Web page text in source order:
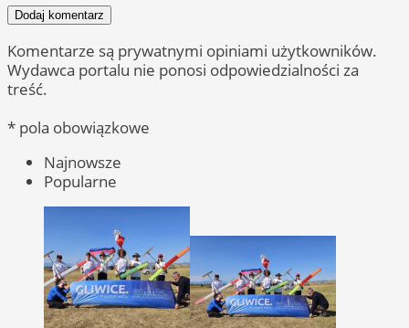
Dodaj komentarz
Komentarze są prywatnymi opiniami użytkowników.
Wydawca portalu nie ponosi odpowiedzialności za
treść.
* pola obowiązkowe
Najnowsze
Popularne